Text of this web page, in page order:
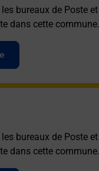
bureaux de Poste
dans cette commune.
bureaux de Poste
dans cette commune.